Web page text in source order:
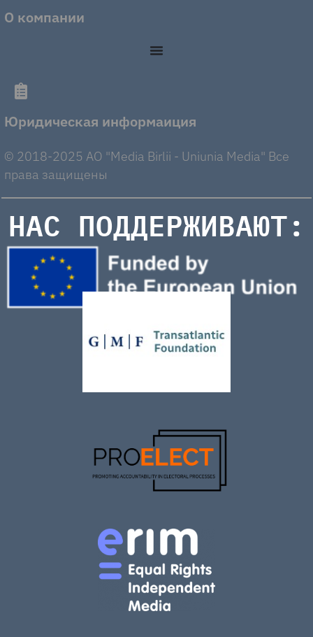
О компании
Юридическая информаиция
© 2018-2025 AO "Media Birlii - Uniunia Media" Все
права защищены
НАС ПОДДЕРЖИВАЮТ: